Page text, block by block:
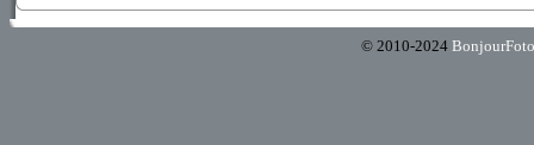
© 2010-2024 BonjourFoto